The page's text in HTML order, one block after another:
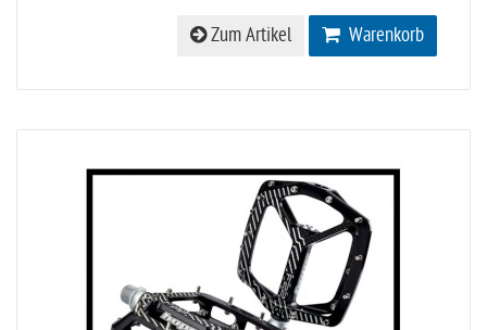
Warenkorb
Zum Artikel